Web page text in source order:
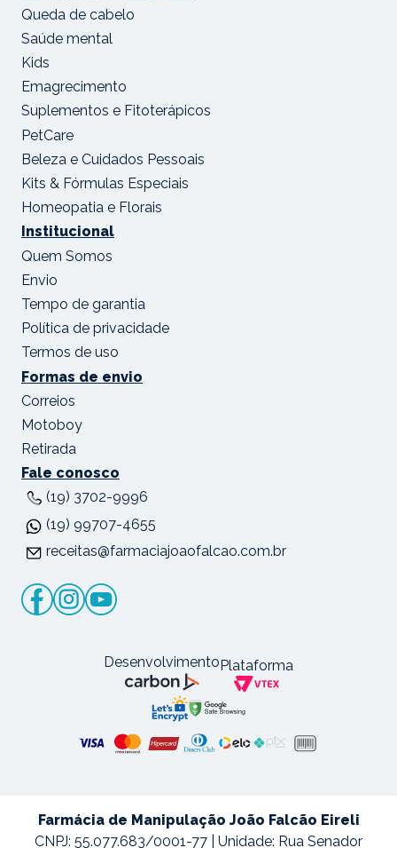
Queda de cabelo
Saúde mental
Kids
Emagrecimento
Suplementos e Fitoterápicos
PetCare
Beleza e Cuidados Pessoais
Kits & Fórmulas Especiais
Homeopatia e Florais
Institucional
Quem Somos
Envio
Tempo de garantia
Política de privacidade
Termos de uso
Formas de envio
Correios
Motoboy
Retirada
Fale conosco
(19) 3702-9996
(19) 99707-4655
receitas@farmaciajoaofalcao.com.br
DesenvolvimentoPlataforma
Farmácia de Manipulação João Falcão Eireli
CNPJ: 55.077.683/0001-77 | Unidade: Rua Senador